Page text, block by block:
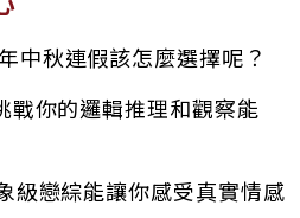
中秋連假該怎麼選擇呢？
戰你的邏輯推理和觀察能
級戀綜能讓你感受真實情感